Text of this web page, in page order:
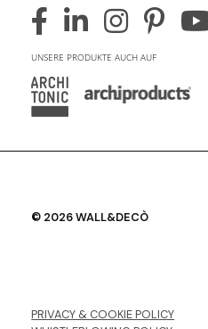
UNSERE PRODUKTE AUCH AUF
© 2026 WALL&DECÒ
PRIVACY & COOKIE POLICY